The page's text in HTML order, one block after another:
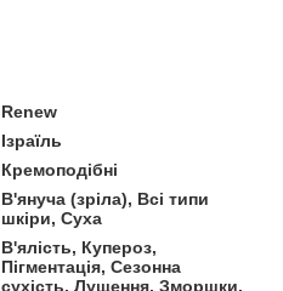
Renew
Ізраїль
Кремоподібні
В'януча (зріла), Всі типи
шкіри, Суха
В'ялість, Купероз,
Пігментація, Сезонна
сухість, Лущення, Зморшки,